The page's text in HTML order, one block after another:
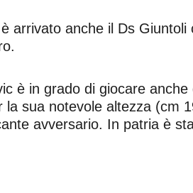
arrivato anche il Ds
è in grado di giocare
la sua notevole altezza (cm
avversario. In patria è